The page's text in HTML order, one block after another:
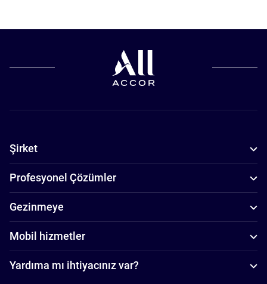
Şirket
Profesyonel Çözümler
Gezinmeye
Mobil hizmetler
Yardıma mı ihtiyacınız var?